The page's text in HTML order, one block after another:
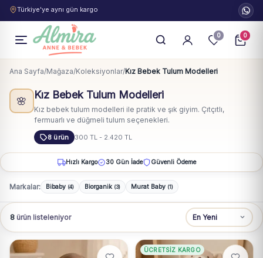
Türkiye'ye aynı gün kargo
0 0
Ana Sayfa/Mağaza/Koleksiyonlar/Kız Bebek Tulum Modelleri
🌸 Kız Bebek Tulum Modelleri
Kız bebek tulum modelleri ile pratik ve şık giyim. Çıtçıtlı,
fermuarlı ve düğmeli tulum seçenekleri.
8 ürün 300 TL - 2.420 TL
Hızlı Kargo 30 Gün İade Güvenli Ödeme
Markalar: Bibaby (4) Biorganik (3) Murat Baby (1)
8 ürün listeleniyor
ÜCRETSIZ KARGO